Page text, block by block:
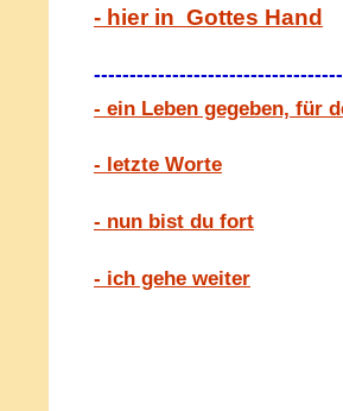
- hier in Gottes Hand
- ein Leben gegeben, für
- letzte Worte
- nun bist du fort
- ich gehe weiter